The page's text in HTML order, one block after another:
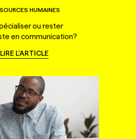
HUMAINES
ou rester
en communication?
LIRE L'ARTICLE